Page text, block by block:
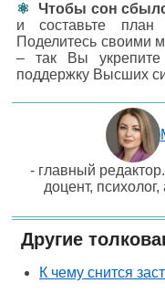
Чтобы сон
и составьте
Поделитесь своими
– так Вы укрепите
поддержку Высших
- главный
доцент,
Другие
К чему снится